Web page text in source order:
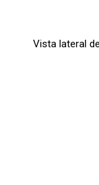
Vista lateral